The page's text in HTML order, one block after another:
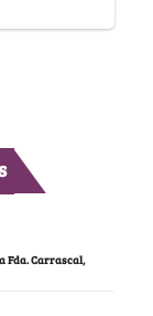
Fda. Carrascal,